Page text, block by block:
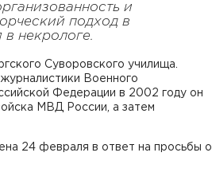
и
подход в
в некрологе.
Суворовского училища.
Военного
Федерации в 2002 году он
МВД России, а затем
24 февраля в ответ на просьбы о